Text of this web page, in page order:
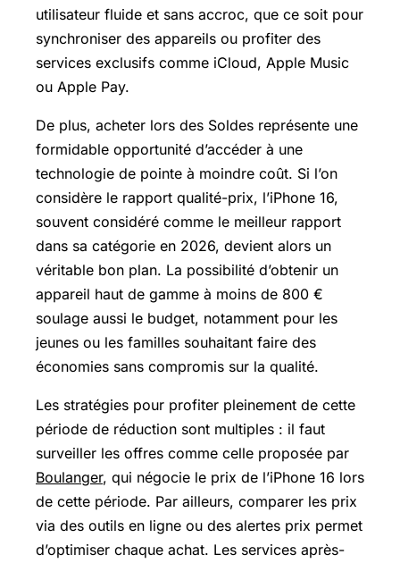
utilisateur fluide et sans accroc, que ce soit pour
synchroniser des appareils ou profiter des
services exclusifs comme iCloud, Apple Music
ou Apple Pay.
De plus, acheter lors des Soldes représente une
formidable opportunité d’accéder à une
technologie de pointe à moindre coût. Si l’on
considère le rapport qualité-prix, l’iPhone 16,
souvent considéré comme le meilleur rapport
dans sa catégorie en 2026, devient alors un
véritable bon plan. La possibilité d’obtenir un
appareil haut de gamme à moins de 800 €
soulage aussi le budget, notamment pour les
jeunes ou les familles souhaitant faire des
économies sans compromis sur la qualité.
Les stratégies pour profiter pleinement de cette
période de réduction sont multiples : il faut
surveiller les offres comme celle proposée par
Boulanger, qui négocie le prix de l’iPhone 16 lors
de cette période. Par ailleurs, comparer les prix
via des outils en ligne ou des alertes prix permet
d’optimiser chaque achat. Les services après-